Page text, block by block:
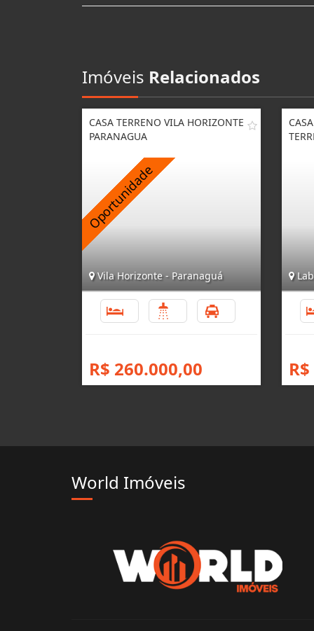
Imóveis Relacionados
CASA TERRENO VILA HORIZONTE
PARANAGUA
Vila Horizonte - Paranaguá
R$ 260.000,00
World Imóveis